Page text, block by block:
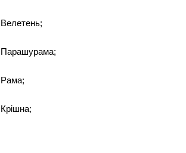
Велетень;
Парашурама;
Рама;
Крішна;